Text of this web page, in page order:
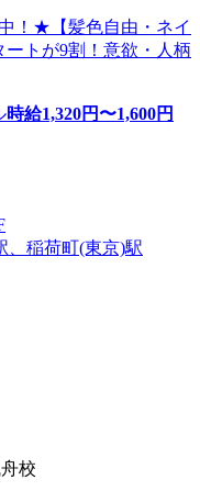
！★【髪色自由・ネイ
トが9割！意欲・人柄
時給1,320円〜1,600円
、稲荷町(東京)駅
校